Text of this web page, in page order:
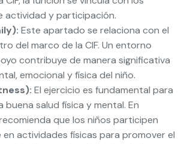
actividad y participación.
Este apartado se relaciona con el
del marco de la CIF. Un entorno
contribuye de manera significativa
emocional y física del niño.
El ejercicio es fundamental para
buena salud física y mental. En
que los niños participen
en actividades físicas para promover el